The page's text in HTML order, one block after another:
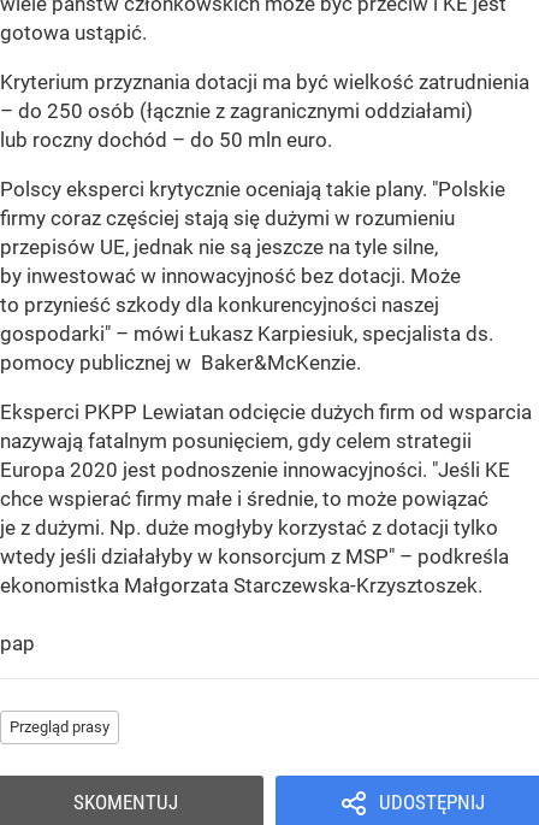
gotowa ustąpić.
Kryterium przyznania dotacji ma być wielkość zatrudnienia
– do 250 osób (łącznie z zagranicznymi oddziałami)
lub roczny dochód – do 50 mln euro.
Polscy eksperci krytycznie oceniają takie plany. "Polskie
firmy coraz częściej stają się dużymi w rozumieniu
przepisów UE, jednak nie są jeszcze na tyle silne,
by inwestować w innowacyjność bez dotacji. Może
to przynieść szkody dla konkurencyjności naszej
gospodarki" – mówi Łukasz Karpiesiuk, specjalista ds.
pomocy publicznej w Baker&McKenzie.
Eksperci PKPP Lewiatan odcięcie dużych firm od wsparcia
nazywają fatalnym posunięciem, gdy celem strategii
Europa 2020 jest podnoszenie innowacyjności. "Jeśli KE
chce wspierać firmy małe i średnie, to może powiązać
je z dużymi. Np. duże mogłyby korzystać z dotacji tylko
wtedy jeśli działałyby w konsorcjum z MSP" – podkreśla
ekonomistka Małgorzata Starczewska-Krzysztoszek.
pap
Przegląd prasy
UDOSTĘPNIJ
SKOMENTUJ